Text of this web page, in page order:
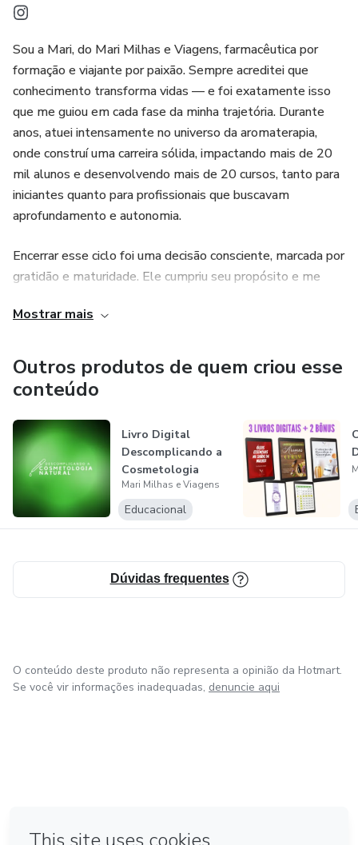
Sou a Mari, do Mari Milhas e Viagens, farmacêutica por
formação e viajante por paixão. Sempre acreditei que
conhecimento transforma vidas — e foi exatamente isso
que me guiou em cada fase da minha trajetória. Durante
anos, atuei intensamente no universo da aromaterapia,
onde construí uma carreira sólida, impactando mais de 20
mil alunos e desenvolvendo mais de 20 cursos, tanto para
iniciantes quanto para profissionais que buscavam
aprofundamento e autonomia.
Encerrar esse ciclo foi uma decisão consciente, marcada por
gratidão e maturidade. Ele cumpriu seu propósito e me
estratégica, didática e empreendedora no mundo das
melhor — não é privilégio, é método.
No Mari Milhas e Viagens, ensino de forma clara, prática e
acessível como transformar gastos do dia a dia em
experiências incríveis, sem complicação e sem promessas
irreais. Aqui, conhecimento é liberdade, planejamento é
poder e viajar é consequência. Se você acredita que dá para
unir estratégia, paixão e uma vida com mais experiências,
você está no lugar certo. ✈️✨
Mostrar mais
Outros produtos de quem criou esse
conteúdo
Livro Digital
Descomplicando a
Cosmetologia
Natural
Mari Milhas e Viagens
Educacional
Dúvidas frequentes
O conteúdo deste produto não representa a opinião da Hotmart.
Se você vir informações inadequadas, denuncie aqui
Feito com ❤ em Bogotá